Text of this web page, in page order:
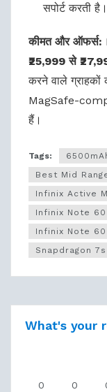
सपोर्ट करती है।
कीमत और ऑफर्स:
₹25,999 से
करने वाले
MagSafe-
हैं।
Tags:
Best Mid
Infinix Active
Infinix Note
Infinix Note
Snapdragon
What's your
0 0